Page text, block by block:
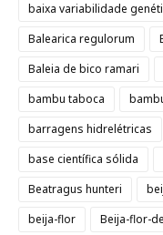
baixa variabilidade
Balearica regulorum
Baleia de bico ramari
bambu taboca
barragens hidrelétricas
base científica sólida
Beatragus hunteri
beija-flor
Beija-flor-